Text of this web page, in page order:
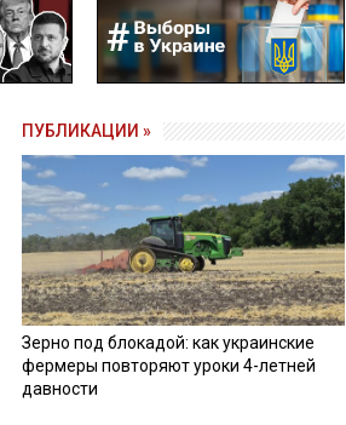
ПУБЛИКАЦИИ »
Зерно под блокадой: как украинские
фермеры повторяют уроки 4-летней
давности